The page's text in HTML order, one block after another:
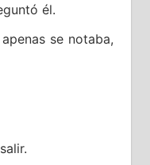
él.
se notaba,